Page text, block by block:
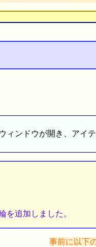
ィンドウが開き、アイ
を追加しました。
事前に以下